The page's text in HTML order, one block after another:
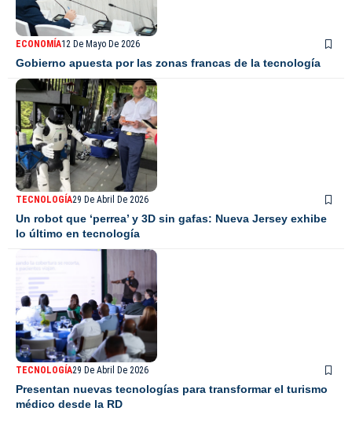
ECONOMÍA12 De Mayo De 2026
Gobierno apuesta por las zonas francas de la tecnología
TECNOLOGÍA29 De Abril De 2026
Un robot que ‘perrea’ y 3D sin gafas: Nueva Jersey exhibe
lo último en tecnología
TECNOLOGÍA29 De Abril De 2026
Presentan nuevas tecnologías para transformar el turismo
médico desde la RD